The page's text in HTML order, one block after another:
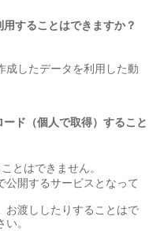
することはできますか？
成したデータを利用した動
ド（個人で取得）すること
とはできません。
公開するサービスとなって
お渡ししたりすることはで
。